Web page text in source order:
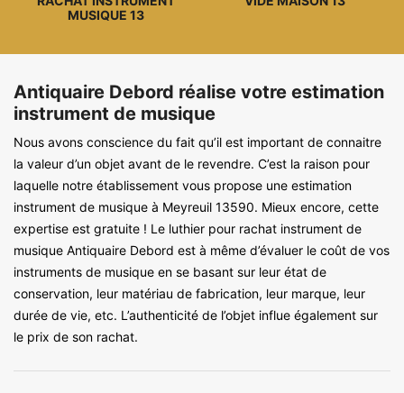
MUSIQUE 13
Antiquaire Debord réalise votre estimation
instrument de musique
Nous avons conscience du fait qu’il est important de connaitre
la valeur d’un objet avant de le revendre. C’est la raison pour
laquelle notre établissement vous propose une estimation
instrument de musique à Meyreuil 13590. Mieux encore, cette
expertise est gratuite ! Le luthier pour rachat instrument de
musique Antiquaire Debord est à même d’évaluer le coût de vos
instruments de musique en se basant sur leur état de
conservation, leur matériau de fabrication, leur marque, leur
durée de vie, etc. L’authenticité de l’objet influe également sur
le prix de son rachat.